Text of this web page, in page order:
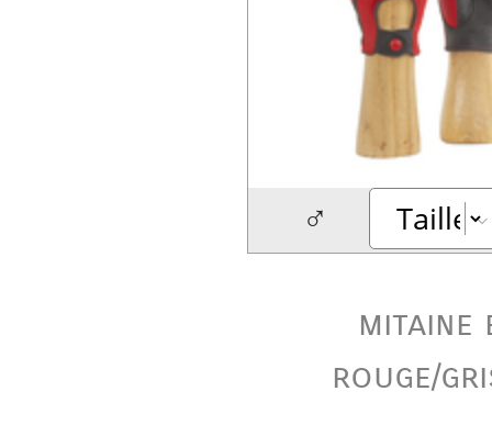
♂
mitaine
rouge/